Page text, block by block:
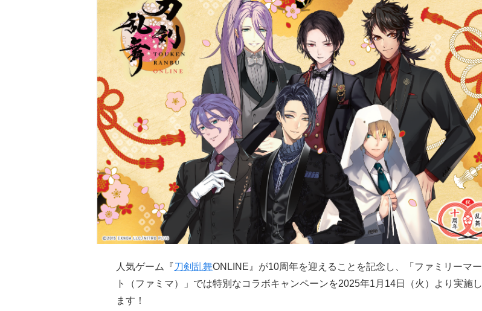
人気ゲーム『刀剣乱舞ONLINE』が10周年を迎えることを記念し、「ファミリーマー
ト（ファミマ）」では特別なコラボキャンペーンを2025年1月14日（火）より実施し
ます！